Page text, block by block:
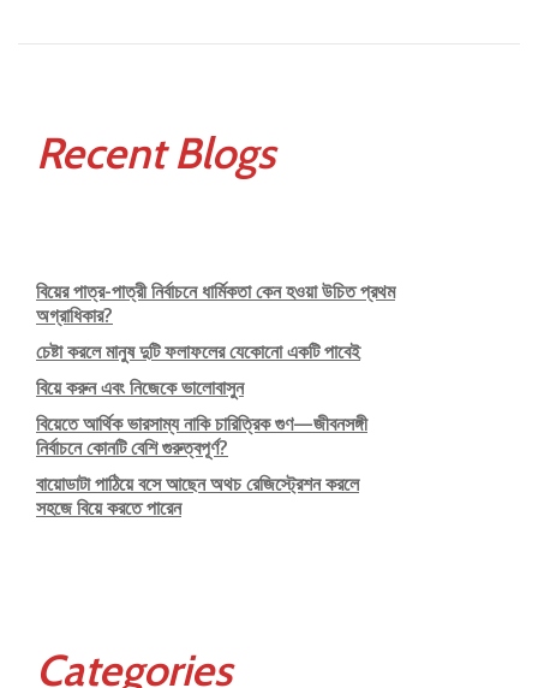
Recent Blogs
বিয়ের পাত্র-পাত্রী নির্বাচনে ধার্মিকতা কেন হওয়া উচিত প্রথম
অগ্রাধিকার?
চেষ্টা করলে মানুষ দুটি ফলাফলের যেকোনো একটি পাবেই
বিয়ে করুন এবং নিজেকে ভালোবাসুন
বিয়েতে আর্থিক ভারসাম্য নাকি চারিত্রিক গুণ—জীবনসঙ্গী
নির্বাচনে কোনটি বেশি গুরুত্বপূর্ণ?
বায়োডাটা পাঠিয়ে বসে আছেন অথচ রেজিস্ট্রেশন করলে
সহজে বিয়ে করতে পারেন
Categories